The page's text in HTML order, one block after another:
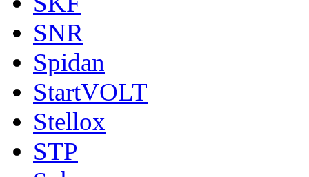
SNR
Spidan
StartVOLT
Stellox
STP